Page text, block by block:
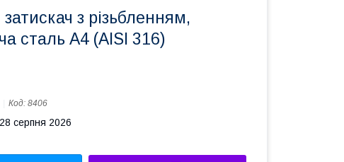
з різьбленням,
сталь A4 (AISI 316)
Код: 8406
серпня 2026